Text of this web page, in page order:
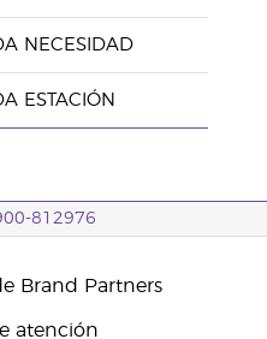
NECESIDAD
ESTACIÓN
812976
Brand Partners
atención